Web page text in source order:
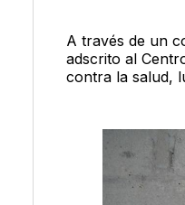
A través de un
adscrito al
contra la salud,